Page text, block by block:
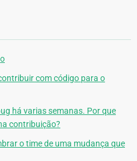
com código para o
há varias semanas. Por que
contribuição?
o time de uma mudança que